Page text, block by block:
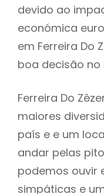
devido ao
económica
em Ferreira Do
boa decisão
Ferreira Do
maiores
país e e um
andar pelas
podemos ouvir
simpáticas e